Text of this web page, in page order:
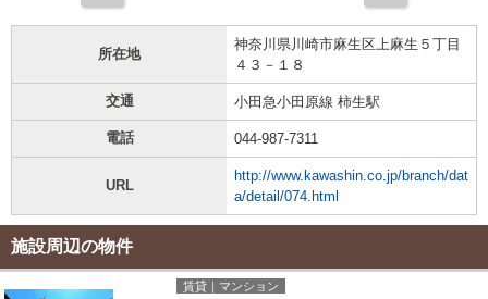
所在地
神奈川県川崎市麻生区上麻生５丁目
４３－１８
交通 小田急小田原線 柿生駅
電話 044-987-7311
URL
http://www.kawashin.co.jp/branch/dat
a/detail/074.html
施設周辺の物件
賃貸｜マンション